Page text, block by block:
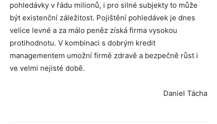
pohledávky v řádu milionů, i pro silné subjekty to může
být existenční záležitost. Pojištění pohledávek je dnes
velice levné a za málo peněz získá firma vysokou
protihodnotu. V kombinaci s dobrým kredit
managementem umožní firmě zdravě a bezpečně růst i
ve velmi nejisté době.
Daniel Tácha